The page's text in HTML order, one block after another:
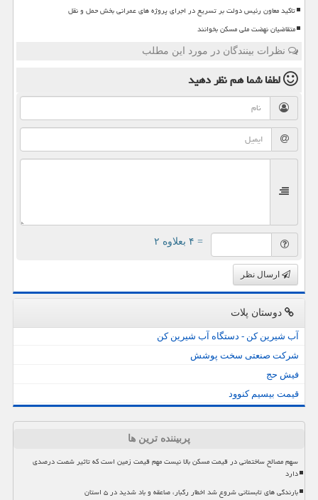
تاکید معاون رئیس دولت بر تسریع در اجرای پروژه های عمرانی بخش حمل و نقل
متقاضیان نهضت ملی مسکن بخوانند
نظرات بینندگان در مورد این مطلب
لطفا شما همنظر دهید
= ۴ بعلاوه ۲
ارسال نظر
دوستان پلات
آب شیرین کن - دستگاه آب شیرین کن
شرکت صنعتی سخت پوشش
فیش حج
قیمت بیسیم کنوود
پربیننده ترین ها
سهم مصالح ساختمانی در قیمت مسکن بالا نیست مهم قیمت زمین است که تاثیر شصت درصدی
دارد
بارندگی های تابستانی شروع شد اخطار رگبار، صاعقه و باد شدید در ۵ استان